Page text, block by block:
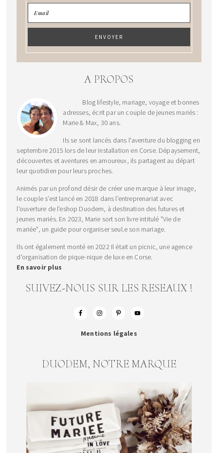
A PROPOS
Blog lifestyle, mariage, voyage et bonnes
adresses, écrit par un couple de jeunes mariés :
Marie & Max, 30 ans.
Ils se sont lancés dans l'aventure du blogging en
septembre 2015 lors de leur installation en Corse. Dépaysement,
découvertes et aventures en amoureux, ils partagent au départ
leur quotidien pour leurs proches.
Animés par un profond désir de créer une marque à leur image,
le couple s’est lancé en 2018 dans l’entreprenariat avec
l'ouverture de l'eshop Duodem, à destination des futures et
jeunes mariés. En 2023, Marie sort son livre intitulé "Vie de
mariée", un guide pour organiser seul.e son mariage.
Ils ont également monté en 2022 Il était un picnic, une agence
d'organisation de pique-nique de luxe en Corse.
En savoir plus
SUIVEZ-NOUS SUR LES RESEAUX !
Mentions légales
DUODEM, NOTRE MARQUE